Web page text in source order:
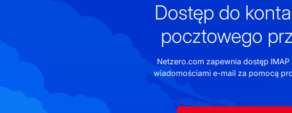
Dostęp do
pocztowego
Netzero.com zapewnia dostęp
wiadomościami e-mail za pomocą